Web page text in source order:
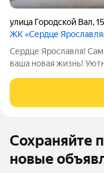
улица Городской Вал,
ЖК «Сердце
Сердце Ярославля! Самый центр
ваша новая жизнь!
расположена на 6-м
дома. В вашем
Сохраняйте
новые